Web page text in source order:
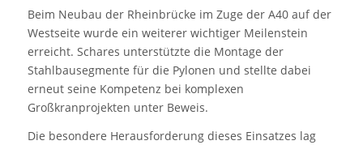
Beim Neubau der Rheinbrücke im Zuge der A40 auf der
Westseite wurde ein weiterer wichtiger Meilenstein
erreicht. Schares unterstützte die Montage der
Stahlbausegmente für die Pylonen und stellte dabei
erneut seine Kompetenz bei komplexen
Großkranprojekten unter Beweis.
Die besondere Herausforderung dieses Einsatzes lag